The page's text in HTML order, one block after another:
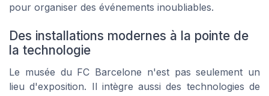
pour organiser des événements inoubliables.
Des installations modernes à la pointe de
la technologie
Le musée du FC Barcelone n'est pas seulement un
lieu d'exposition. Il intègre aussi des technologies de